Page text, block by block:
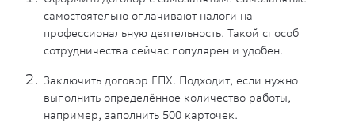
самостоятельно оплачивают налоги на
профессиональную деятельность. Такой способ
сотрудничества сейчас популярен и удобен.
Заключить договор ГПХ. Подходит, если нужно
выполнить определённое количество работы,
например, заполнить 500 карточек.